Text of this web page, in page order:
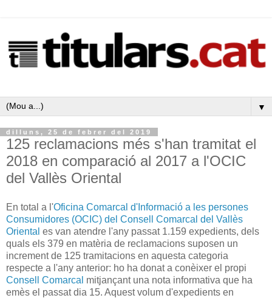
▼
dilluns, 25 de febrer del 2019
125 reclamacions més s'han tramitat el
2018 en comparació al 2017 a l'OCIC
del Vallès Oriental
En total a l'Oficina Comarcal d'Informació a les persones
Consumidores (OCIC) del Consell Comarcal del Vallès
Oriental es van atendre l'any passat 1.159 expedients, dels
quals els 379 en matèria de reclamacions suposen un
increment de 125 tramitacions en aquesta categoria
respecte a l'any anterior: ho ha donat a conèixer el propi
Consell Comarcal mitjançant una nota informativa que ha
emès el passat dia 15. Aquest volum d'expedients en